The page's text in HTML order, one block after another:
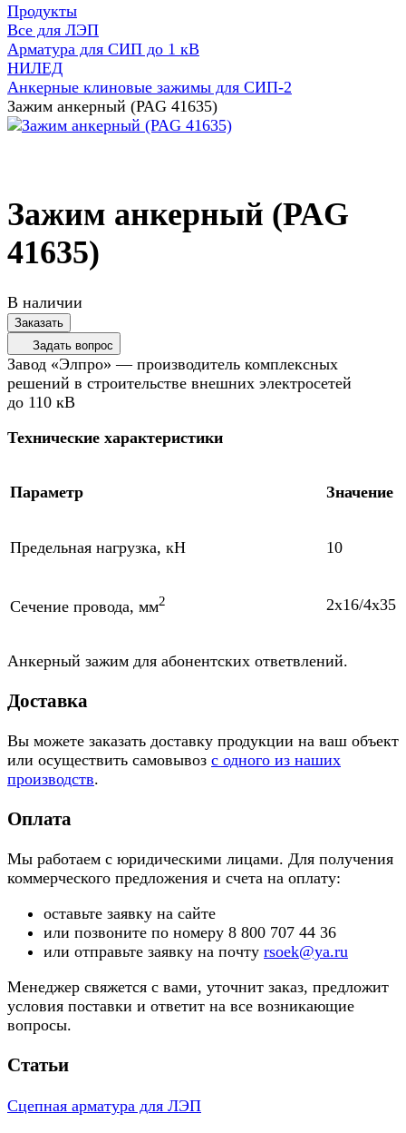
Продукты
Все для ЛЭП
Арматура для СИП до 1 кВ
НИЛЕД
Анкерные клиновые зажимы для СИП-2
Зажим анкерный (PAG 41635)
Зажим анкерный (PAG
41635)
В наличии
Заказать
Задать вопрос
Завод «Элпро» — производитель комплексных
решений в строительстве внешних электросетей
до 110 кВ
Технические характеристики
Параметр Значение
Предельная нагрузка, кН 10
Сечение провода, мм2 2x16/4x35
Анкерный зажим для абонентских ответвлений.
Доставка
Вы можете заказать доставку продукции на ваш объект
или осуществить самовывоз с одного из наших
производств.
Оплата
Мы работаем с юридическими лицами. Для получения
коммерческого предложения и счета на оплату:
оставьте заявку на сайте
или позвоните по номеру 8 800 707 44 36
или отправьте заявку на почту rsoek@ya.ru
Менеджер свяжется с вами, уточнит заказ, предложит
условия поставки и ответит на все возникающие
вопросы.
Статьи
Сцепная арматура для ЛЭП